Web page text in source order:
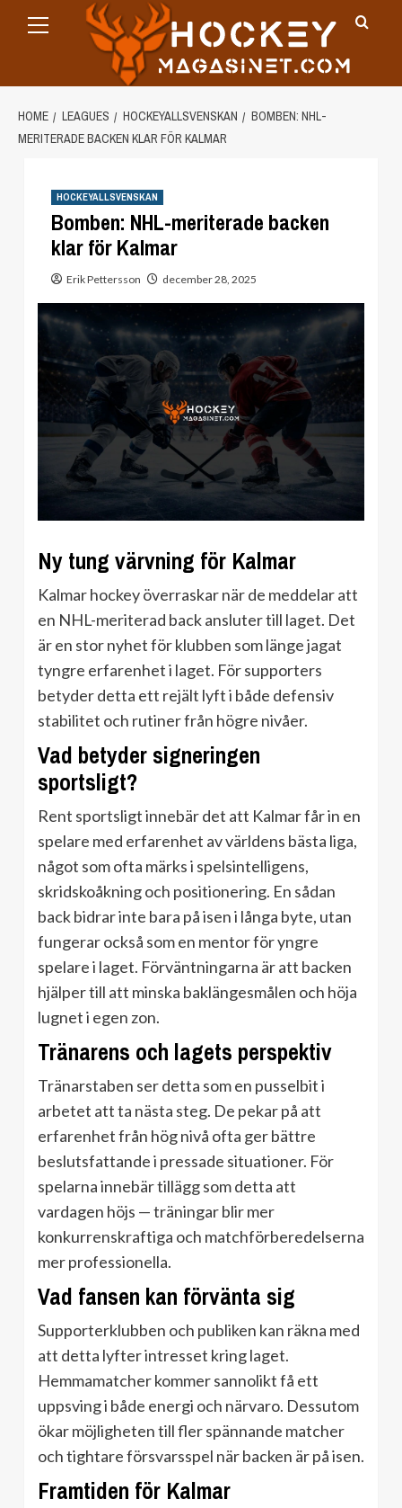
Menu
HOME LEAGUES HOCKEYALLSVENSKAN
BOMBEN: NHL-
MERITERADE BACKEN KLAR FÖR KALMAR
HOCKEYALLSVENSKAN
Bomben: NHL-meriterade backen
klar för Kalmar
Erik Pettersson december 28, 2025
Ny tung värvning för Kalmar
Kalmar hockey överraskar när de meddelar att
en NHL-meriterad back ansluter till laget. Det
är en stor nyhet för klubben som länge jagat
tyngre erfarenhet i laget. För supporters
betyder detta ett rejält lyft i både defensiv
stabilitet och rutiner från högre nivåer.
Vad betyder signeringen
sportsligt?
Rent sportsligt innebär det att Kalmar får in en
spelare med erfarenhet av världens bästa liga,
något som ofta märks i spelsintelligens,
skridskoåkning och positionering. En sådan
back bidrar inte bara på isen i långa byte, utan
fungerar också som en mentor för yngre
spelare i laget. Förväntningarna är att backen
hjälper till att minska baklängesmålen och höja
lugnet i egen zon.
Tränarens och lagets perspektiv
Tränarstaben ser detta som en pusselbit i
arbetet att ta nästa steg. De pekar på att
erfarenhet från hög nivå ofta ger bättre
beslutsfattande i pressade situationer. För
spelarna innebär tillägg som detta att
vardagen höjs — träningar blir mer
konkurrenskraftiga och matchförberedelserna
mer professionella.
Vad fansen kan förvänta sig
Supporterklubben och publiken kan räkna med
att detta lyfter intresset kring laget.
Hemmamatcher kommer sannolikt få ett
uppsving i både energi och närvaro. Dessutom
ökar möjligheten till fler spännande matcher
och tightare försvarsspel när backen är på isen.
Framtiden för Kalmar